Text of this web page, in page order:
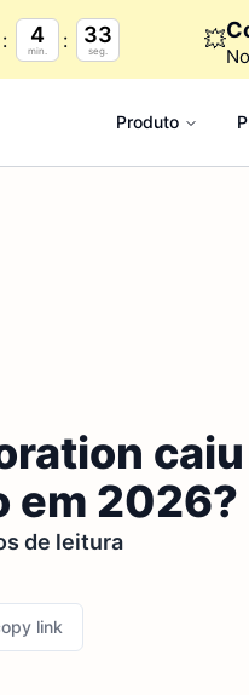
4
min.
32
seg. 💥
Produto
em 2026?
de leitura
link